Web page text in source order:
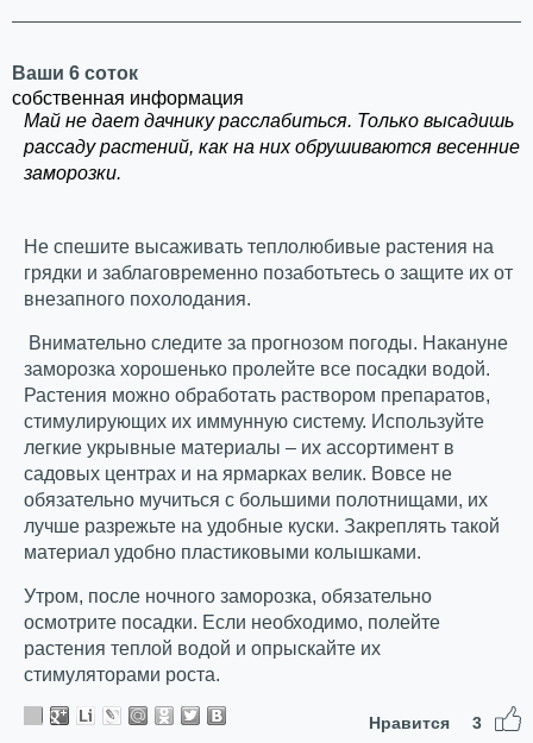
Ваши 6 соток
собственная информация
Май не дает дачнику расслабиться. Только высадишь
рассаду растений, как на них обрушиваются весенние
заморозки.
Не спешите высаживать теплолюбивые растения на
грядки и заблаговременно позаботьтесь о защите их от
внезапного похолодания.
Внимательно следите за прогнозом погоды. Накануне
заморозка хорошенько пролейте все посадки водой.
Растения можно обработать раствором препаратов,
стимулирующих их иммунную систему. Используйте
легкие укрывные материалы – их ассортимент в
садовых центрах и на ярмарках велик. Вовсе не
обязательно мучиться с большими полотнищами, их
лучше разрежьте на удобные куски. Закреплять такой
материал удобно пластиковыми колышками.
Утром, после ночного заморозка, обязательно
осмотрите посадки. Если необходимо, полейте
растения теплой водой и опрыскайте их
стимуляторами роста.
Нравится 3